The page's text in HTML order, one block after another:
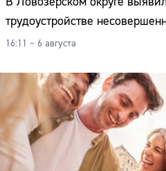
трудоустройстве
16:11 – 6 августа